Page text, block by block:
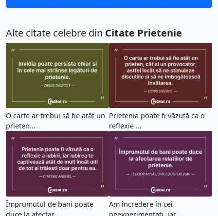
Alte citate celebre din Citate Prietenie
O carte ar trebui să fie atât un
prieten...
Prietenia poate fi văzută ca o
reflexie ...
Împrumutul de bani poate
duce la afectar...
Am încredere în cei
neexperimentați, iar...